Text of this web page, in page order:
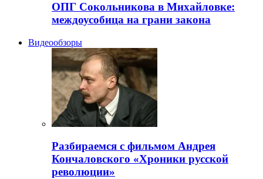
ОПГ Сокольникова в Михайловке:
междоусобица на грани закона
Видеообзоры
Разбираемся с фильмом Андрея
Кончаловского «Хроники русской
революции»